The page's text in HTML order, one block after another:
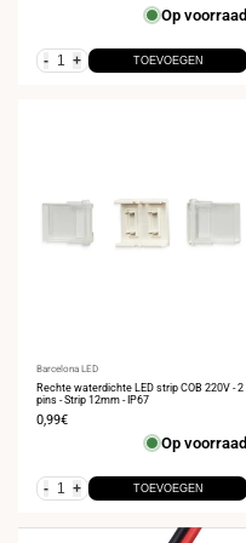
Op voorraad
- + TOEVOEGEN
Leverancier:
Barcelona LED
Rechte waterdichte LED strip COB 220V - 2
pins - Strip 12mm - IP67
Verkoopprijs
0,99€
Op voorraad
- + TOEVOEGEN